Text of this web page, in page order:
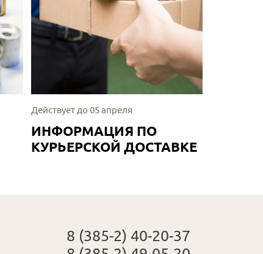
Действует до 05 апреля
ИНФОРМАЦИЯ ПО
КУРЬЕРСКОЙ ДОСТАВКЕ
8 (385-2) 40-20-37